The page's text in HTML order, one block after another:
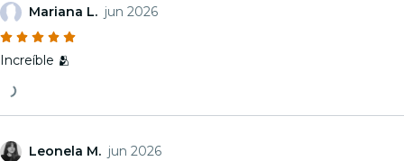
Mariana L. jun 2026
Increíble 🫂
Leonela M. jun 2026